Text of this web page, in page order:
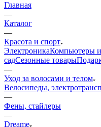
Главная
—
Каталог
—
Красота и спорт
ЭлектроникаКомпьютеры и
садСезонные товары
—
Уход за волосами и телом
Велосипеды,
—
Фены, стайлеры
—
Dreame